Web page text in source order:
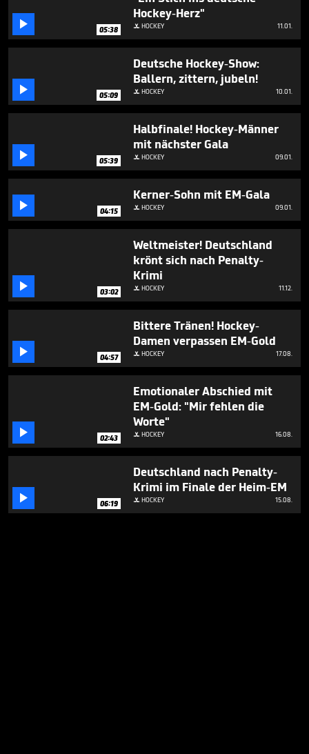
minutes,
seconds
 05:38
Hockey-Herz"
HOCKEY 11.01.
 05:09
Deutsche Hockey-Show:
Ballern, zittern, jubeln!
HOCKEY 10.01.
 05:39
Halbfinale! Hockey-Männer
mit nächster Gala
HOCKEY 09.01.
 04:15
Kerner-Sohn mit EM-Gala
HOCKEY 09.01.
 03:02
Weltmeister! Deutschland
krönt sich nach Penalty-
Krimi
HOCKEY 11.12.
 04:57
Bittere Tränen! Hockey-
Damen verpassen EM-Gold
HOCKEY 17.08.
 02:43
Emotionaler Abschied mit
EM-Gold: "Mir fehlen die
Worte"
HOCKEY 16.08.
 06:19
Deutschland nach Penalty-
Krimi im Finale der Heim-EM
HOCKEY 15.08.